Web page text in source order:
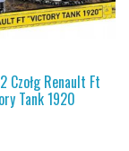
Czołg Renault Ft
Tank 1920